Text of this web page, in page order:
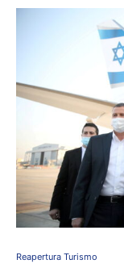
Reapertura Turismo